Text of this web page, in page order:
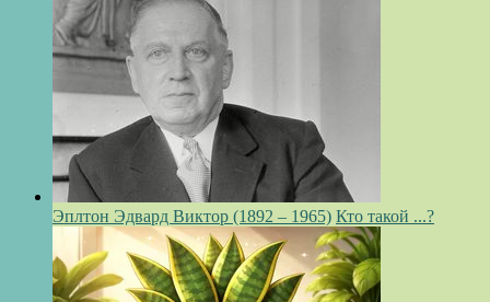
Эплтон Эдвард Виктор (1892 – 1965) Кто такой ...?